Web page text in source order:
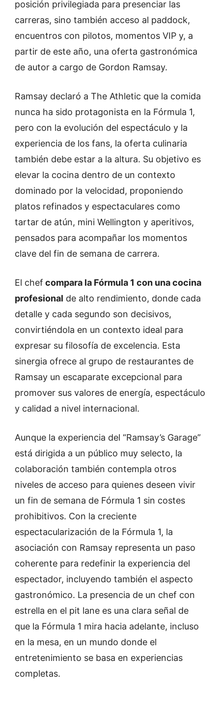
posición privilegiada para presenciar las
carreras, sino también acceso al paddock,
encuentros con pilotos, momentos VIP y, a
partir de este año, una oferta gastronómica
de autor a cargo de Gordon Ramsay.
Ramsay declaró a The Athletic que la comida
nunca ha sido protagonista en la Fórmula 1,
pero con la evolución del espectáculo y la
experiencia de los fans, la oferta culinaria
también debe estar a la altura. Su objetivo es
elevar la cocina dentro de un contexto
dominado por la velocidad, proponiendo
platos refinados y espectaculares como
tartar de atún, mini Wellington y aperitivos,
pensados para acompañar los momentos
clave del fin de semana de carrera.
El chef compara la Fórmula 1 con una cocina
profesional de alto rendimiento, donde cada
detalle y cada segundo son decisivos,
convirtiéndola en un contexto ideal para
expresar su filosofía de excelencia. Esta
sinergia ofrece al grupo de restaurantes de
Ramsay un escaparate excepcional para
promover sus valores de energía, espectáculo
y calidad a nivel internacional.
Aunque la experiencia del “Ramsay’s Garage”
está dirigida a un público muy selecto, la
colaboración también contempla otros
niveles de acceso para quienes deseen vivir
un fin de semana de Fórmula 1 sin costes
prohibitivos. Con la creciente
espectacularización de la Fórmula 1, la
asociación con Ramsay representa un paso
coherente para redefinir la experiencia del
espectador, incluyendo también el aspecto
gastronómico. La presencia de un chef con
estrella en el pit lane es una clara señal de
que la Fórmula 1 mira hacia adelante, incluso
en la mesa, en un mundo donde el
entretenimiento se basa en experiencias
completas.